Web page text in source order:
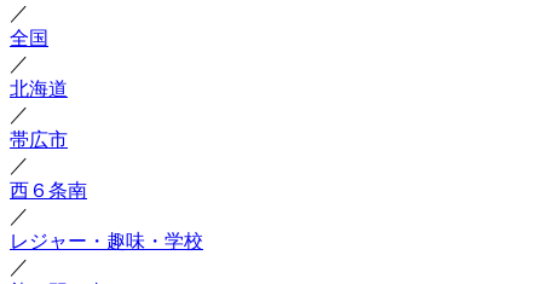
／
全国
／
北海道
／
帯広市
／
西６条南
／
レジャー・趣味・学校
／